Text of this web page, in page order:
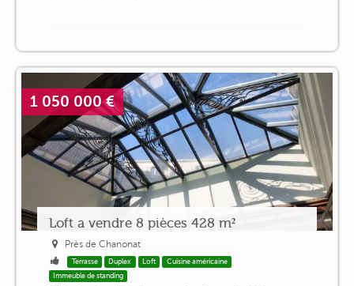
1 050 000 €
Loft a vendre 8 pièces 428 m²
Près de Chanonat
Terrasse Duplex Loft
Cuisine américaine
Immeuble de standing